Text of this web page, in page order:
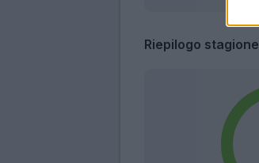
Riepilogo stagione